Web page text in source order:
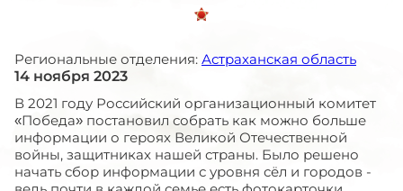
Региональные отделения: Астраханская область
14 ноября 2023
В 2021 году Российский организационный комитет
«Победа» постановил собрать как можно больше
информации о героях Великой Отечественной
войны, защитниках нашей страны. Было решено
начать сбор информации с уровня сёл и городов -